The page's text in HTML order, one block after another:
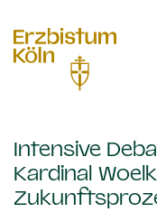
Intensive
Kardinal